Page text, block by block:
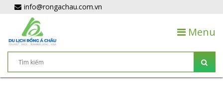
info@rongachau.com.vn
Menu